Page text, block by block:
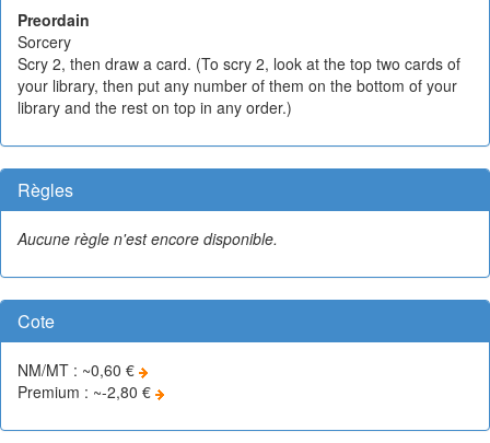
Preordain
Sorcery
Scry 2, then draw a card. (To scry 2, look at the top two cards of
your library, then put any number of them on the bottom of your
library and the rest on top in any order.)
Règles
Aucune règle n'est encore disponible.
Cote
NM/MT : ~0,60 €
Premium : ~-2,80 €